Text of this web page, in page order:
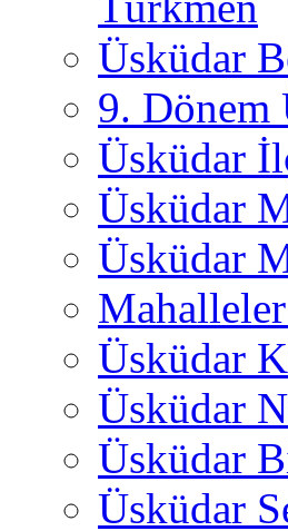
Üsküdar
9. Dönem
Üsküdar
Üsküdar
Üsküdar
Üsküdar
Üsküdar
Üsküdar
Üsküdar